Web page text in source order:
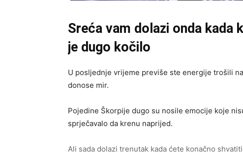
Sreća vam dolazi onda kada
je dugo kočilo
U posljednje vrijeme previše ste energije trošili
donose mir.
Pojedine Škorpije dugo su nosile emocije koje
sprječavalo da krenu naprijed.
Ali sada dolazi trenutak kada ćete konačno